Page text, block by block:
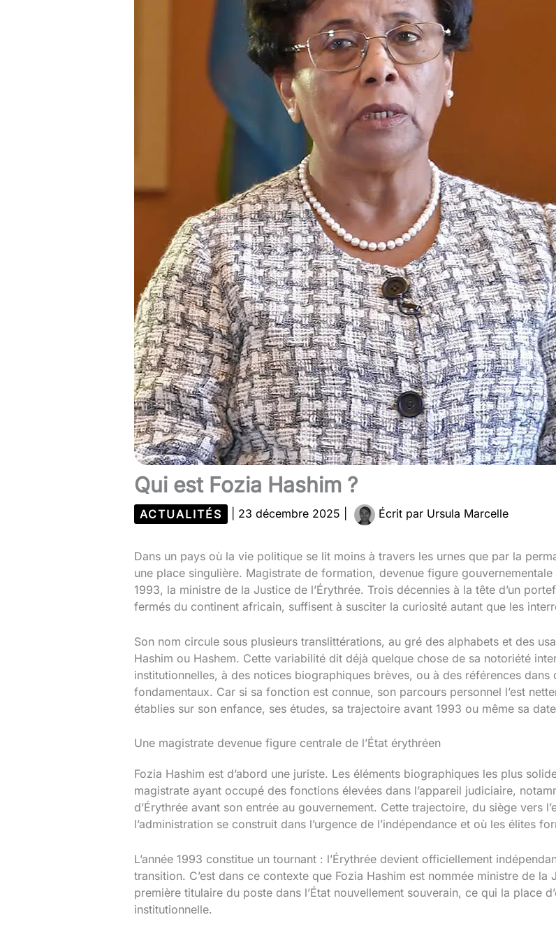
Qui est Fozia Hashim ?
ACTUALITÉS 23 décembre 2025 Écrit par Ursula Marcelle
Dans un pays où la vie politique se lit moins à travers les urnes que par la
une place singulière. Magistrate de formation, devenue figure
1993, la ministre de la Justice de l’Érythrée. Trois décennies à la tête d’un
fermés du continent africain, suffisent à susciter la curiosité autant que les
Son nom circule sous plusieurs translittérations, au gré des alphabets et des
Hashim ou Hashem. Cette variabilité dit déjà quelque chose de sa notoriété
institutionnelles, à des notices biographiques brèves, ou à des références
fondamentaux. Car si sa fonction est connue, son parcours personnel l’est
établies sur son enfance, ses études, sa trajectoire avant 1993 ou même sa
Une magistrate devenue figure centrale de l’État érythréen
Fozia Hashim est d’abord une juriste. Les éléments biographiques les plus
magistrate ayant occupé des fonctions élevées dans l’appareil judiciaire,
d’Érythrée avant son entrée au gouvernement. Cette trajectoire, du siège vers
l’administration se construit dans l’urgence de l’indépendance et où les élites
L’année 1993 constitue un tournant : l’Érythrée devient officiellement
transition. C’est dans ce contexte que Fozia Hashim est nommée ministre de
première titulaire du poste dans l’État nouvellement souverain, ce qui la place
institutionnelle.